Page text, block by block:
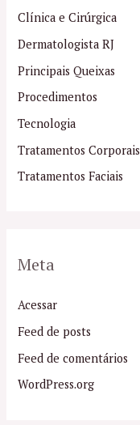
Clínica e Cirúrgica
Dermatologista RJ
Principais Queixas
Procedimentos
Tecnologia
Tratamentos Corporais
Tratamentos Faciais
Meta
Acessar
Feed de posts
Feed de comentários
WordPress.org